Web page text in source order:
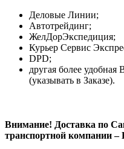
Деловые Линии;
Автотрейдинг;
ЖелДорЭкспедиция;
Курьер Сервис
DPD;
другая более удобная
(указывать в Заказе).
Внимание! Доставка по
транспортной